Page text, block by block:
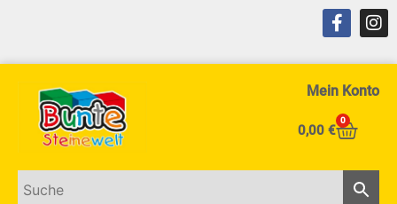
Mein Konto
0,00 €
0